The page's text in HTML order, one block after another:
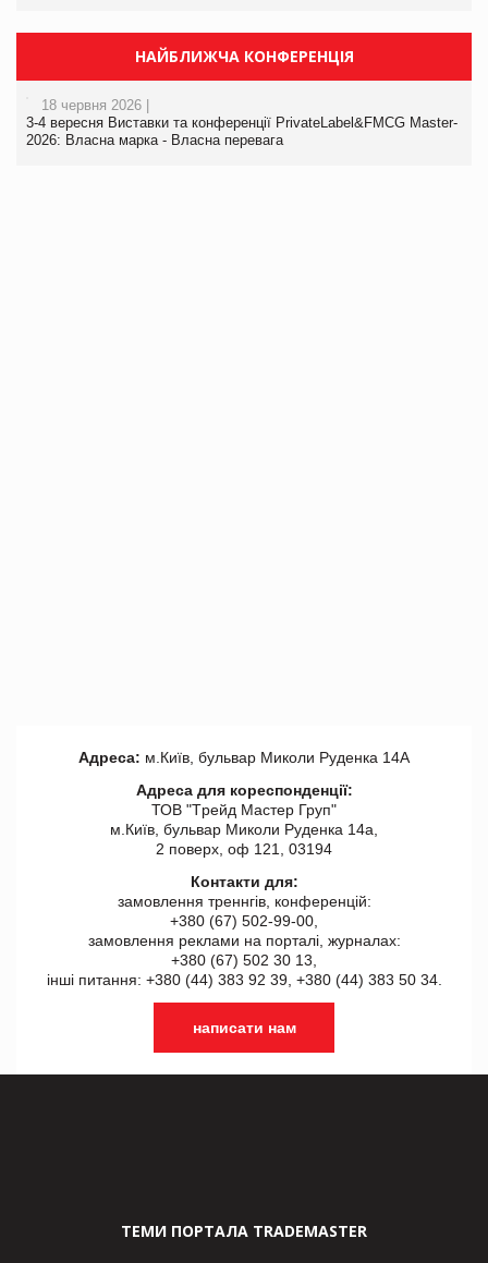
НАЙБЛИЖЧА КОНФЕРЕНЦІЯ
18 червня 2026 |
3-4 вересня Виставки та конференції PrivateLabel&FMCG Master-
2026: Власна марка - Власна перевага
Адреса: м.Київ, бульвар Миколи Руденка 14А
Адреса для кореспонденції:
ТОВ "Tрейд Мастер Груп"
м.Київ, бульвар Миколи Руденка 14а,
2 поверх, оф 121, 03194
Контакти для:
замовлення треннгів, конференцій:
+380 (67) 502-99-00,
замовлення реклами на порталі, журналах:
+380 (67) 502 30 13,
інші питання: +380 (44) 383 92 39, +380 (44) 383 50 34.
написати нам
ТЕМИ ПОРТАЛА TRADEMASTER